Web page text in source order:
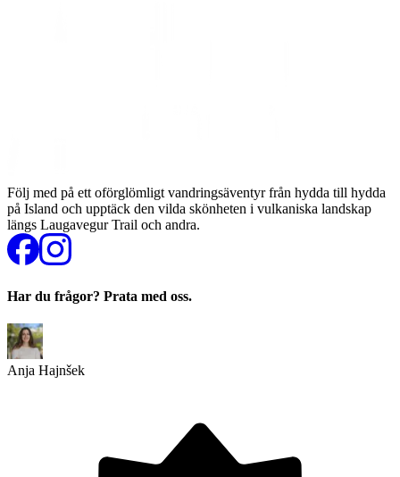
Följ med på ett oförglömligt vandringsäventyr från hydda till hydda
på Island och upptäck den vilda skönheten i vulkaniska landskap
längs Laugavegur Trail och andra.
Har du frågor? Prata med oss.
Anja Hajnšek